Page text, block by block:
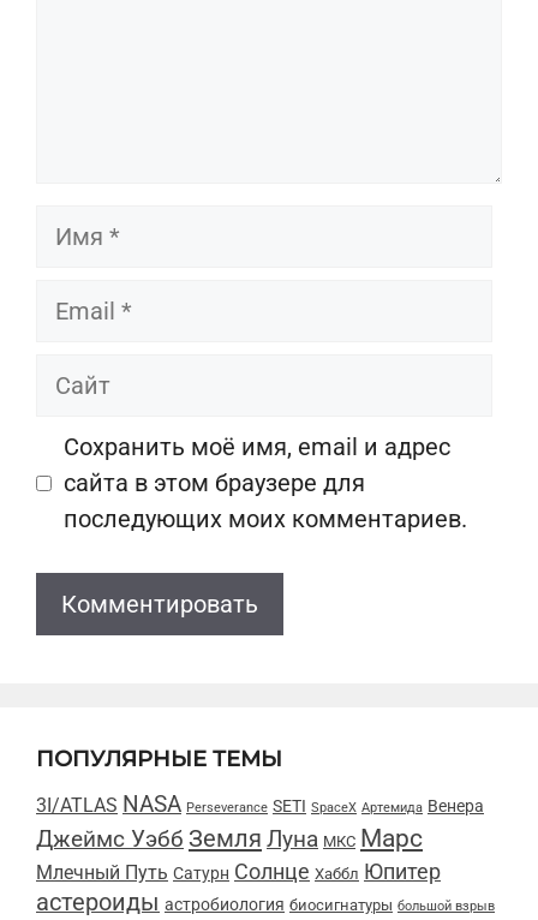
Имя
Email
Сайт
Сохранить моё имя, email и адрес
сайта в этом браузере для
последующих моих комментариев.
ПОПУЛЯРНЫЕ ТЕМЫ
3I/ATLAS NASA Perseverance SETI SpaceX Артемида Венера
Джеймс Уэбб Земля Луна МКС Марс
Млечный Путь Сатурн Солнце Хаббл Юпитер
астероиды астробиология биосигнатуры большой взрыв